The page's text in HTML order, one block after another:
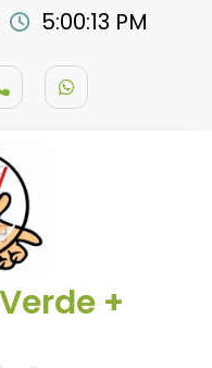
5:00:14 PM
+